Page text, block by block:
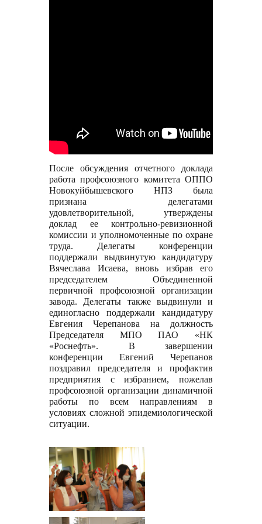
После обсуждения отчетного доклада
работа профсоюзного комитета ОППО
Новокуйбышевского НПЗ была
признана делегатами
удовлетворительной, утверждены
доклад ее контрольно-ревизионной
комиссии и уполномоченные по охране
труда. Делегаты конференции
поддержали выдвинутую кандидатуру
Вячеслава Исаева, вновь избрав его
председателем Объединенной
первичной профсоюзной организации
завода. Делегаты также выдвинули и
единогласно поддержали кандидатуру
Евгения Черепанова на должность
Председателя МПО ПАО «НК
«Роснефть». В завершении
конференции Евгений Черепанов
поздравил председателя и профактив
предприятия с избранием, пожелав
профсоюзной организации динамичной
работы по всем направлениям в
условиях сложной эпидемиологической
ситуации.